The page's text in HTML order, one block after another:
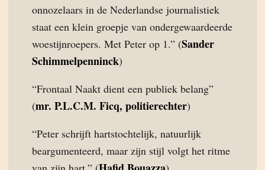
onnozelaars in de Nederlandse journalistiek
staat een klein groepje van ondergewaardeerde
woestijnroepers. Met Peter op 1.” (Sander
Schimmelpenninck)
“Frontaal Naakt dient een publiek belang”
(mr. P.L.C.M. Ficq, politierechter)
“Peter schrijft hartstochtelijk, natuurlijk
beargumenteerd, maar zijn stijl volgt het ritme